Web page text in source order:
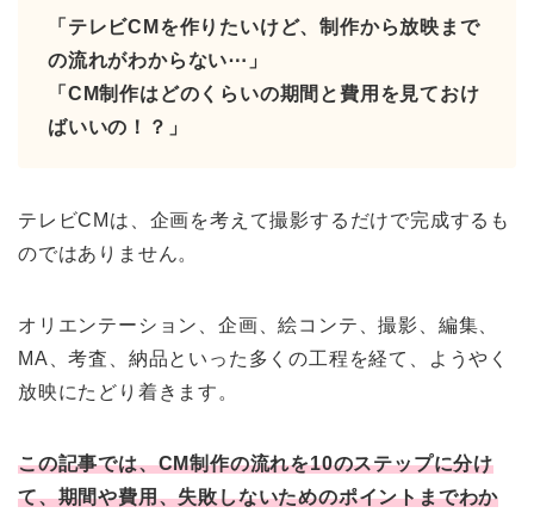
「テレビCMを作りたいけど、制作から放映まで
の流れがわからない⋯」
「CM制作はどのくらいの期間と費用を見ておけ
ばいいの！？」
テレビCMは、企画を考えて撮影するだけで完成するも
のではありません。
オリエンテーション、企画、絵コンテ、撮影、編集、
MA、考査、納品といった多くの工程を経て、ようやく
放映にたどり着きます。
この記事では、CM制作の流れを10のステップに分け
て、期間や費用、失敗しないためのポイントまでわか